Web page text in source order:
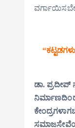
ಡಾ. ಪ್ರದೀಪ್
ನಿರ್ಮಾಣದಿಂದ